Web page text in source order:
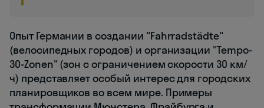
Опыт Германии в создании "Fahrradstädte"
(велосипедных городов) и организации "Tempo-
30-Zonen" (зон с ограничением скорости 30 км/
ч) представляет особый интерес для городских
планировщиков во всем мире. Примеры